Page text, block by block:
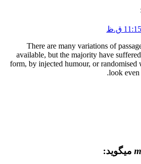
There are many variations of
available, but the majority have
form, by injected humour, or randomised
look even
میگوید: